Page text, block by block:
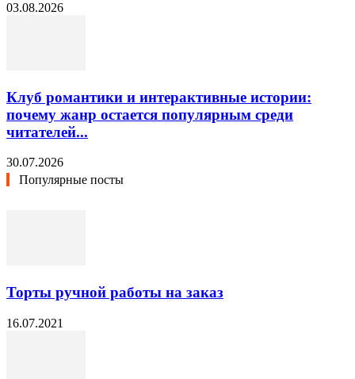
03.08.2026
Клуб романтики и интерактивные истории:
почему жанр остается популярным среди
читателей...
30.07.2026
Популярные посты
Торты ручной работы на заказ
16.07.2021